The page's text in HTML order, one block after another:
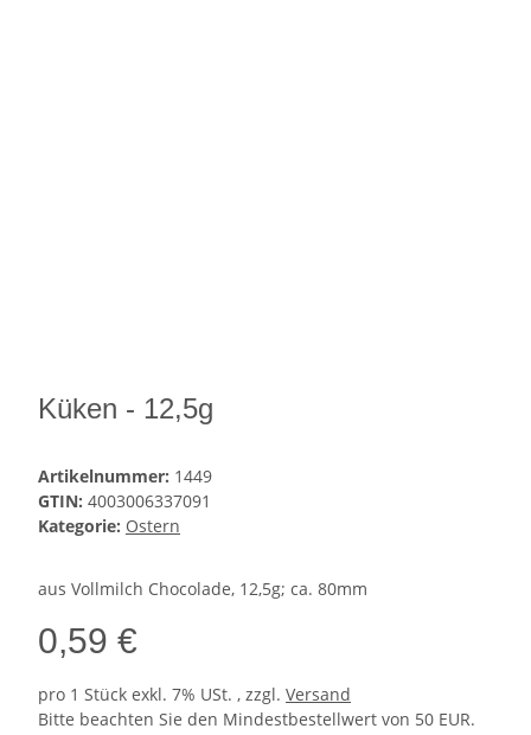
Küken - 12,5g
Artikelnummer: 1449
GTIN: 4003006337091
Kategorie: Ostern
aus Vollmilch Chocolade, 12,5g; ca. 80mm
0,59 €
pro 1 Stück exkl. 7% USt. , zzgl. Versand
Bitte beachten Sie den Mindestbestellwert von 50 EUR.